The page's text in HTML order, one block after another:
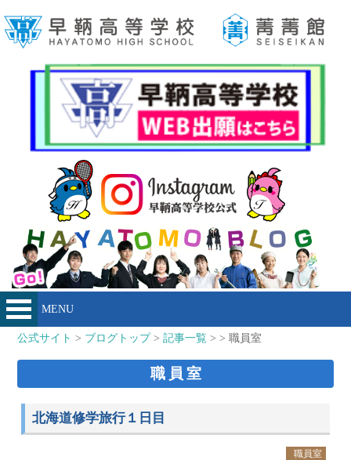
MENU
公式サイト > ブログトップ>記事一覧 > > 職員室
職員室
北海道修学旅行１日目
職員室